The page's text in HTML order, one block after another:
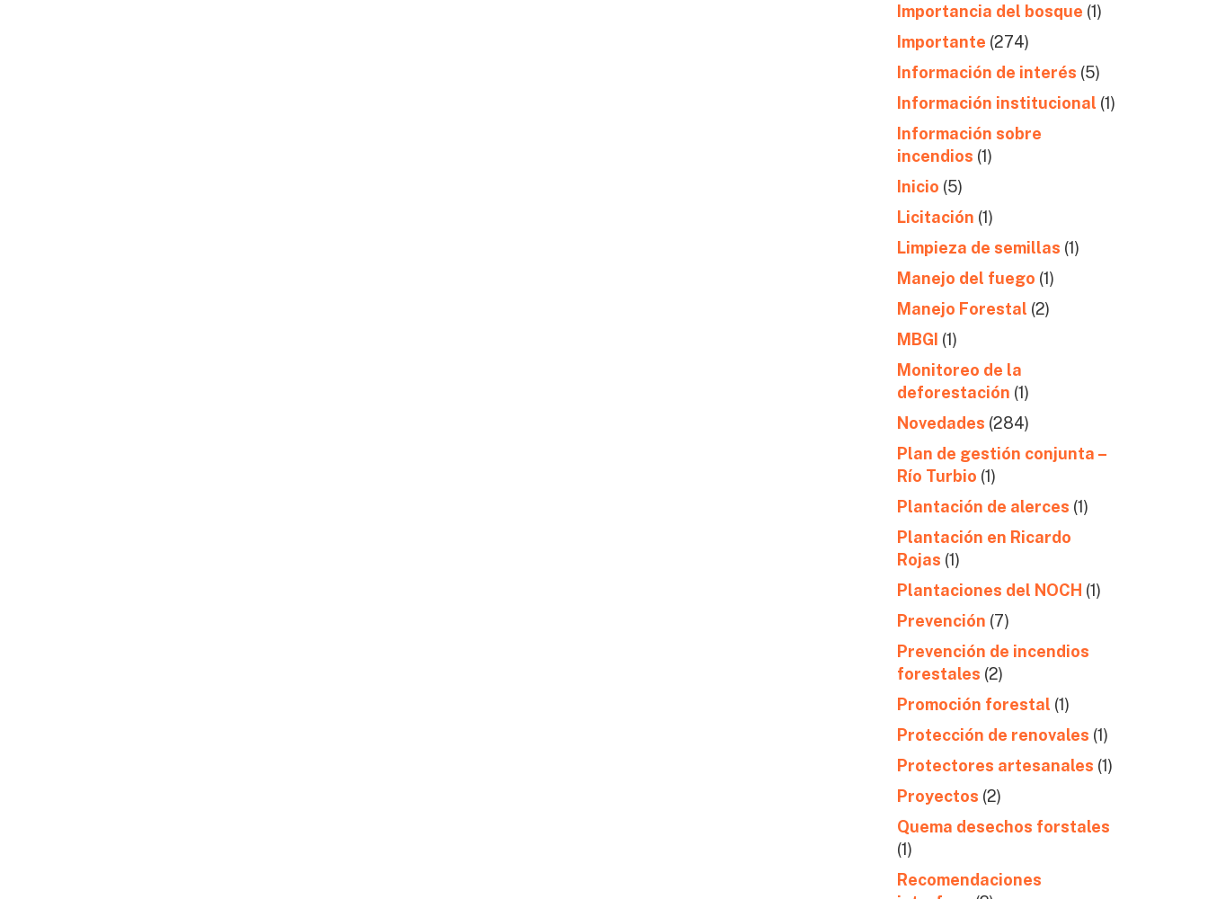
Importancia del bosque (1)
Importante (274)
Información de interés (5)
Información institucional (1)
Información sobre
incendios (1)
Inicio (5)
Licitación (1)
Limpieza de semillas (1)
Manejo del fuego (1)
Manejo Forestal (2)
MBGI (1)
Monitoreo de la
deforestación (1)
Novedades (284)
Plan de gestión conjunta –
Río Turbio (1)
Plantación de alerces (1)
Plantación en Ricardo
Rojas (1)
Plantaciones del NOCH (1)
Prevención (7)
Prevención de incendios
forestales (2)
Promoción forestal (1)
Protección de renovales (1)
Protectores artesanales (1)
Proyectos (2)
Quema desechos forstales
(1)
Recomendaciones